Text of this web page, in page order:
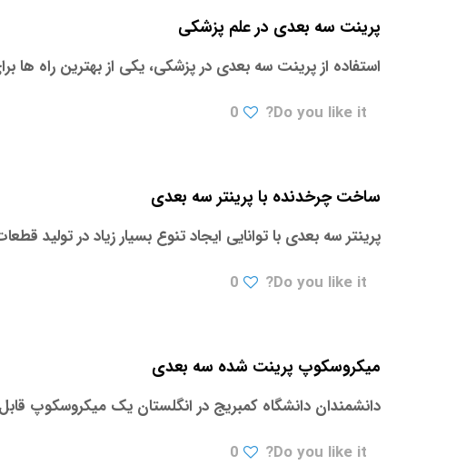
پرینت سه بعدی در علم پزشکی
استفاده از پرینت سه بعدی در پزشکی، یکی از بهترین راه ها
Do you like it?
0
ساخت چرخدنده با پرینتر سه بعدی
پرینتر سه بعدی با توانایی ایجاد تنوع بسیار زیاد در
Do you like it?
0
میکروسکوپ پرینت شده سه بعدی
دانشمندان دانشگاه کمبریج در انگلستان یک میکروسکوپ
Do you like it?
0